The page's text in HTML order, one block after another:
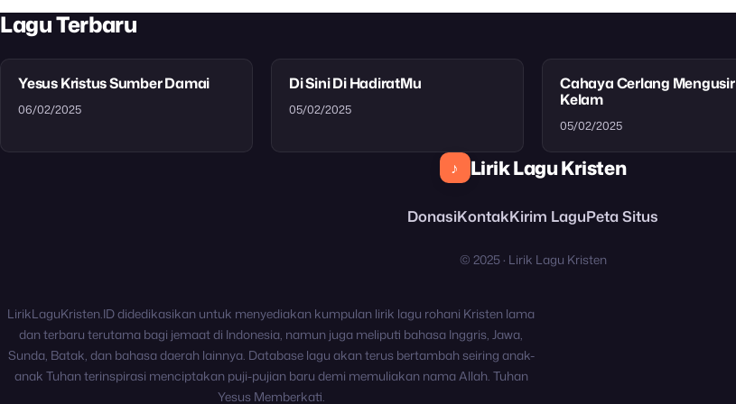
Lagu Terbaru
Yesus Kristus Sumber Damai
06/02/2025
Di Sini Di HadiratMu
05/02/2025
Cahaya Cerlang Mengusir
Kelam
05/02/2025
♪ Lirik Lagu Kristen
DonasiKontakKirim LaguPeta Situs
© 2025 · Lirik Lagu Kristen
LirikLaguKristen.ID didedikasikan untuk menyediakan kumpulan lirik lagu rohani Kristen lama
dan terbaru terutama bagi jemaat di Indonesia, namun juga meliputi bahasa Inggris, Jawa,
Sunda, Batak, dan bahasa daerah lainnya. Database lagu akan terus bertambah seiring anak-
anak Tuhan terinspirasi menciptakan puji-pujian baru demi memuliakan nama Allah. Tuhan
Yesus Memberkati.